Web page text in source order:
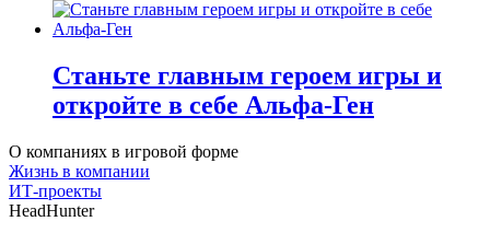
Станьте главным героем игры и
откройте в себе Альфа-Ген
О компаниях в игровой форме
Жизнь в компании
ИТ-проекты
HeadHunter